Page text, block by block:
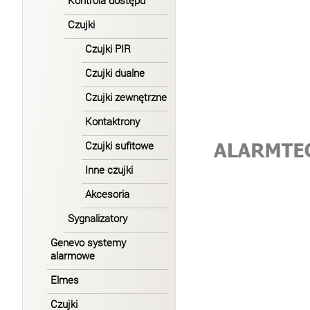
Czujki
Czujki PIR
Czujki dualne
Czujki zewnętrzne
Kontaktrony
Czujki sufitowe
Inne czujki
Akcesoria
Sygnalizatory
Genevo systemy
alarmowe
Elmes
Czujki